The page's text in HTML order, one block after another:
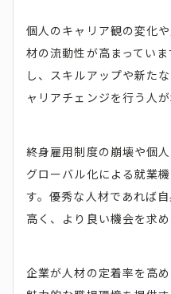
個人のキャリア観の変化
材の流動性が高まってい
し、スキルアップや新た
ャリアチェンジを行う人が
終身雇用制度の崩壊や個
グローバル化による就業
す。優秀な人材であれば
高く、より良い機会を求め
企業が人材の定着率を高